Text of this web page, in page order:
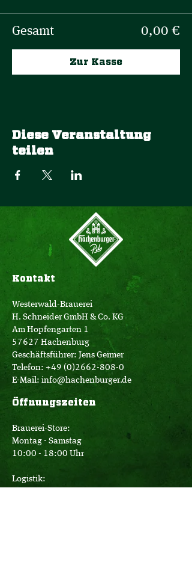
Gesamt 0,00 €
Zur Kasse
Diese Veranstaltung
teilen
Kontakt
Westerwald-Brauerei
H. Schneider GmbH & Co. KG
Am Hopfengarten 1
57627 Hachenburg
Geschäftsführer: Jens Geimer
Telefon: +49 (0)2662-808-0
E-Mail: info@hachenburger.de
Öffnungszeiten
Brauerei-Store:
Montag - Samstag
10:00 - 18:00 Uhr
Logistik: